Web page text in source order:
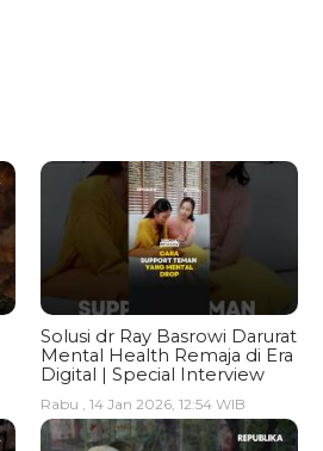
Solusi dr Ray Basrowi Darurat
Mental Health Remaja di Era
Digital | Special Interview
Rabu , 14 Jan 2026, 12:54 WIB